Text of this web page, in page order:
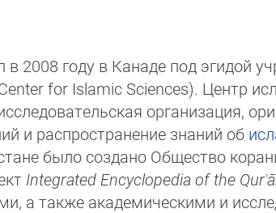
в 2008 году в Канаде под эгидой
for Is­la­mic Sciences). Центр
организация,
и распространение знаний об
было создано Общество
Integrated Encyclopedia of the
а также академическими и